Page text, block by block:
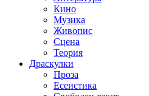
Кино
Музика
Живопис
Сцена
Теория
Драскулки
Проза
Есеистика